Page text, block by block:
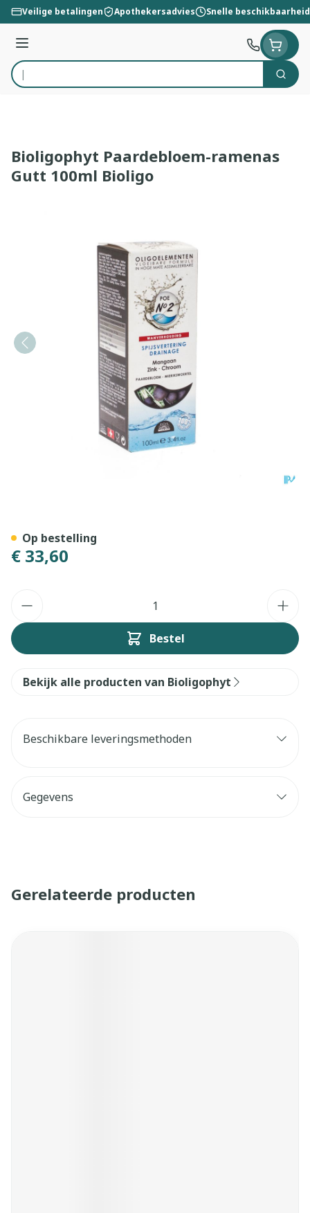
Ga naar de inhoud
Veilige betalingen Apothekersadvies Snelle beschikbaarheid
Menu
Product, merk, categorie...
Zoek
Bioligophyt Paardebloem-ramenas
Gutt 100ml Bioligo
€ 33,60
Bestel
Op bestelling
Bekijk alle producten van Bioligophyt
Beschikbare leveringsmethoden
Gegevens
Gerelateerde producten